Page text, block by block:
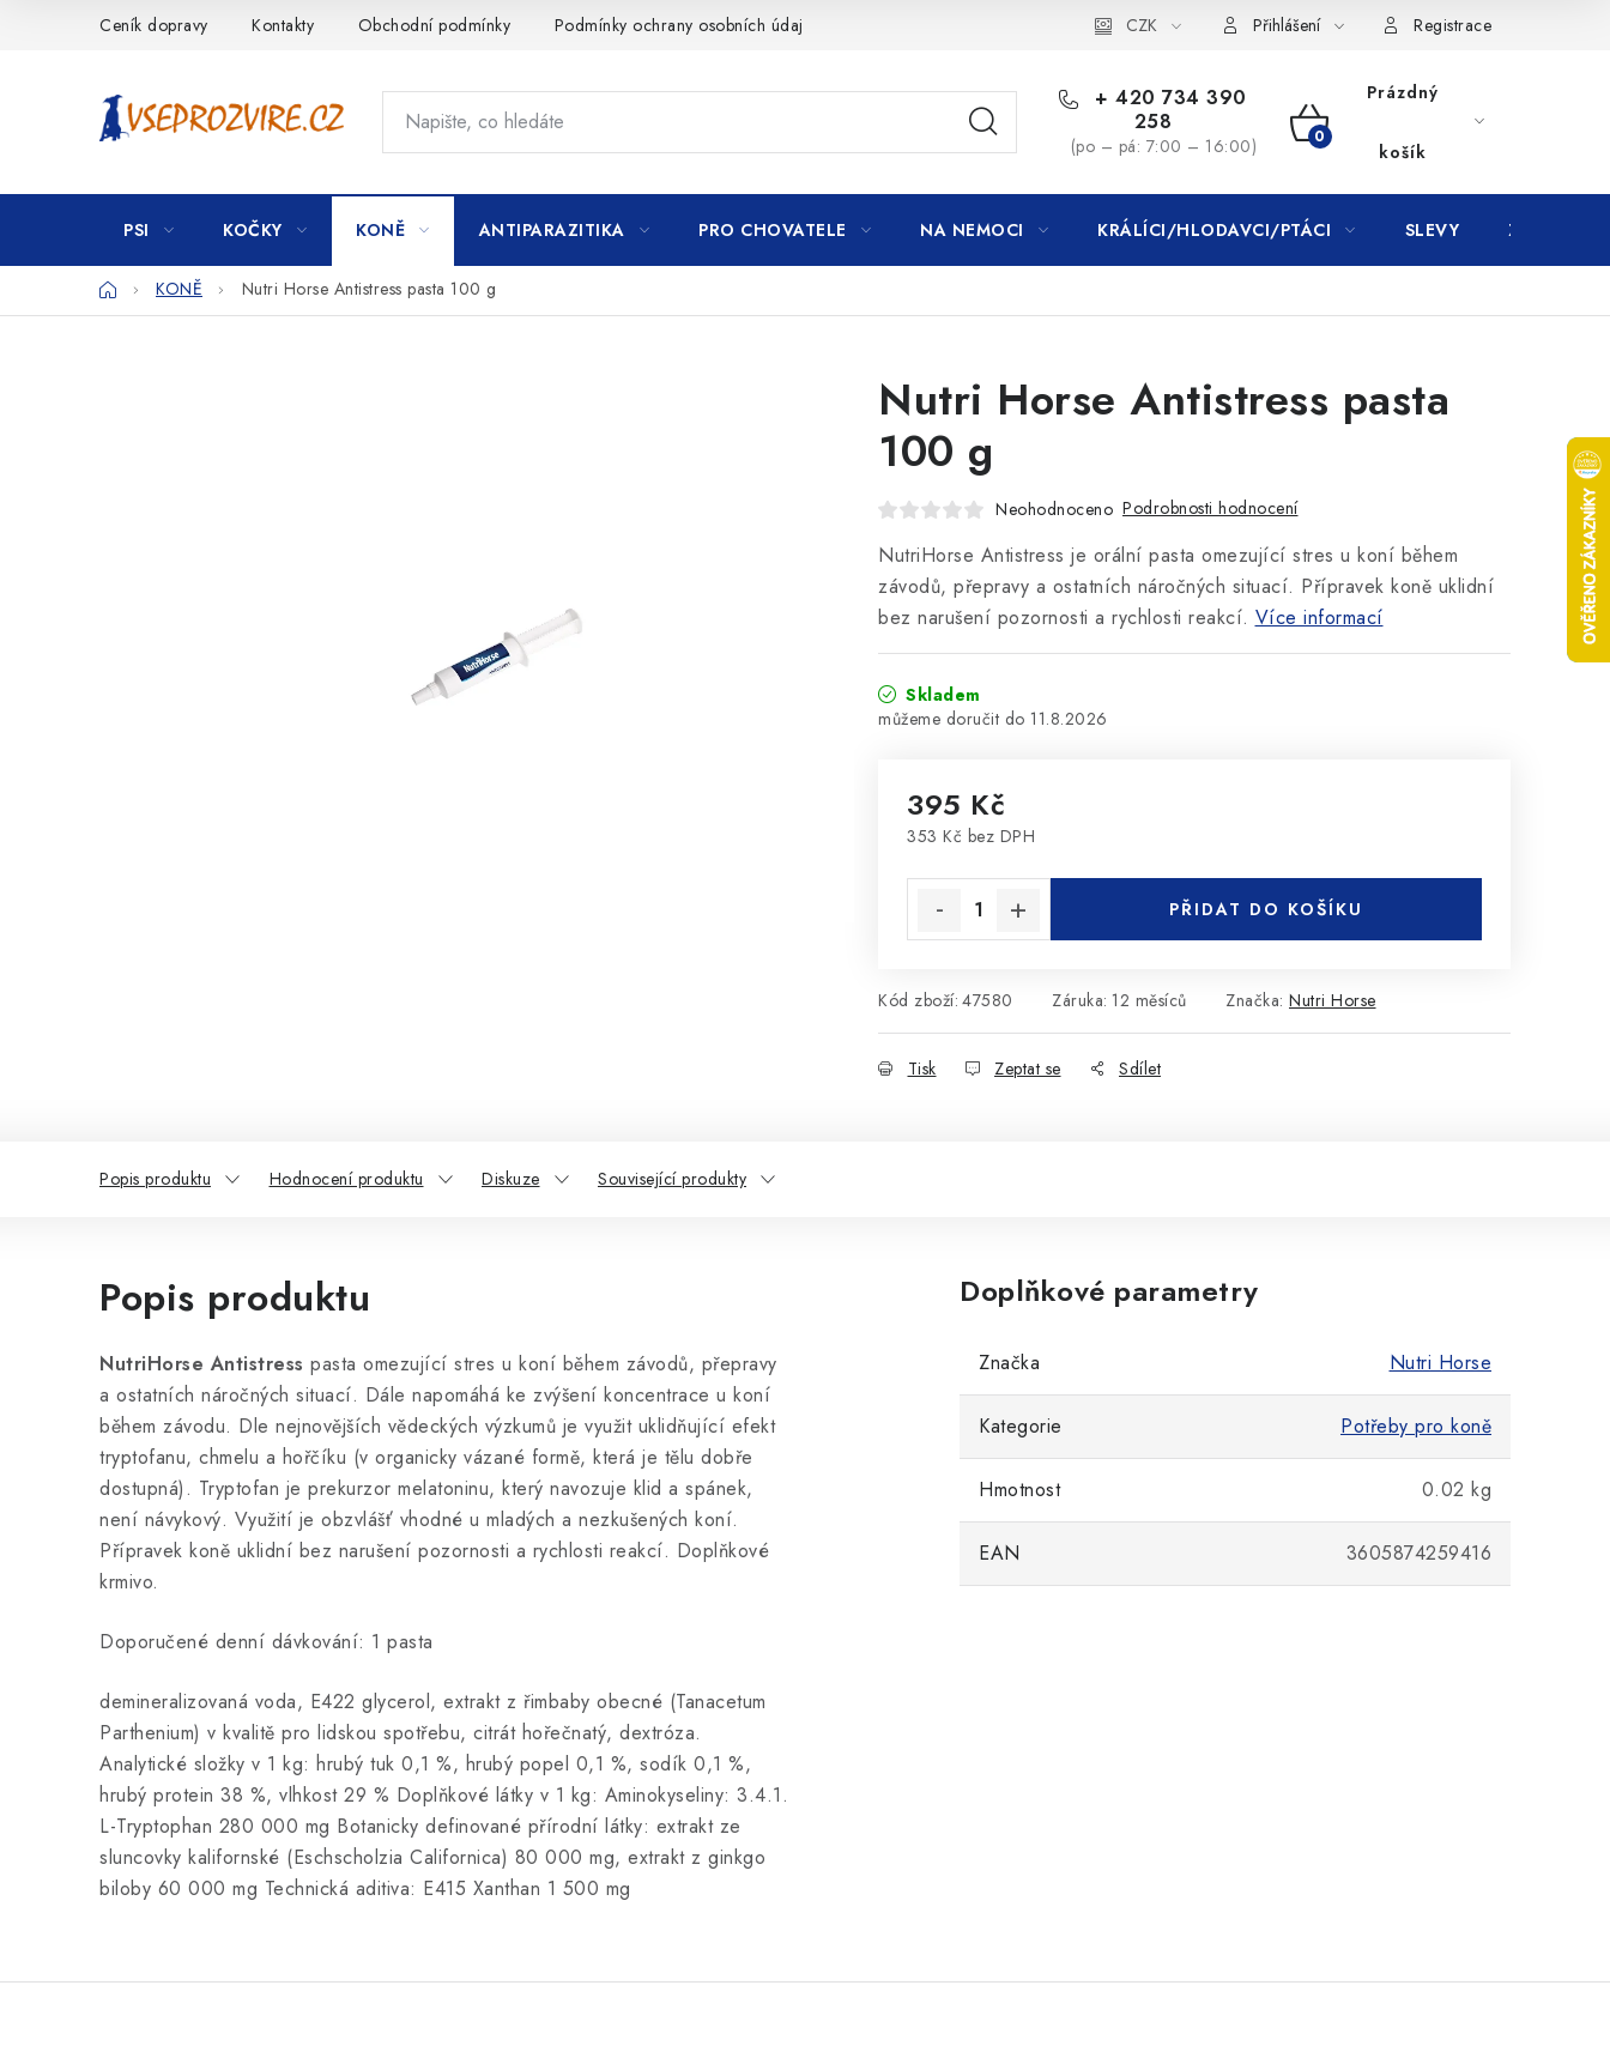
Ceník dopravy Kontakty Obchodní podmínky Podmínky ochrany osobních údajů CZK Přihlášení Registrace
+ 420 734 390
258
(po – pá: 7:00 – 16:00)
NÁKUPNÍ
KOŠÍK
Prázdný
košík
PSI KOČKY KONĚ ANTIPARAZITIKA PRO CHOVATELE NA NEMOCI KRÁLÍCI/HLODAVCI/PTÁCI SLEVY ZNAČKY
DomůKONĚ Nutri Horse Antistress pasta 100 g
Nutri Horse Antistress pasta
100 g
Neohodnoceno Podrobnosti hodnocení
NutriHorse Antistress je orální pasta omezující stres u koní během
závodů, přepravy a ostatních náročných situací. Přípravek koně uklidní
bez narušení pozornosti a rychlosti reakcí. Více informací
Skladem
11.8.2026
395 Kč
353 Kč bez DPH
PŘIDAT DO KOŠÍKU
Kód zboží: 47580 Záruka: 12 měsíců Značka: Nutri Horse
Tisk Zeptat se Sdílet
Popis produktu Hodnocení produktu Diskuze Související produkty
Popis produktu
NutriHorse Antistress pasta omezující stres u koní během závodů, přepravy
a ostatních náročných situací. Dále napomáhá ke zvýšení koncentrace u koní
během závodu. Dle nejnovějších vědeckých výzkumů je využit uklidňující efekt
tryptofanu, chmelu a hořčíku (v organicky vázané formě, která je tělu dobře
dostupná). Tryptofan je prekurzor melatoninu, který navozuje klid a spánek,
není návykový. Využití je obzvlášť vhodné u mladých a nezkušených koní.
Přípravek koně uklidní bez narušení pozornosti a rychlosti reakcí. Doplňkové
krmivo.
Doporučené denní dávkování: 1 pasta
demineralizovaná voda, E422 glycerol, extrakt z řimbaby obecné (Tanacetum
Parthenium) v kvalitě pro lidskou spotřebu, citrát hořečnatý, dextróza.
Analytické složky v 1 kg: hrubý tuk 0,1 %, hrubý popel 0,1 %, sodík 0,1 %,
hrubý protein 38 %, vlhkost 29 % Doplňkové látky v 1 kg: Aminokyseliny: 3.4.1.
L-Tryptophan 280 000 mg Botanicky definované přírodní látky: extrakt ze
sluncovky kalifornské (Eschscholzia Californica) 80 000 mg, extrakt z ginkgo
biloby 60 000 mg Technická aditiva: E415 Xanthan 1 500 mg
Doplňkové parametry
Značka Nutri Horse
Kategorie Potřeby pro koně
Hmotnost 0.02 kg
EAN 3605874259416